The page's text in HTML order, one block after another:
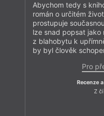
Abychom tedy s
román o určitém
prostupuje
lze snad popsat
z blahobytu k
by byl člověk
Pro
Recenze
Z